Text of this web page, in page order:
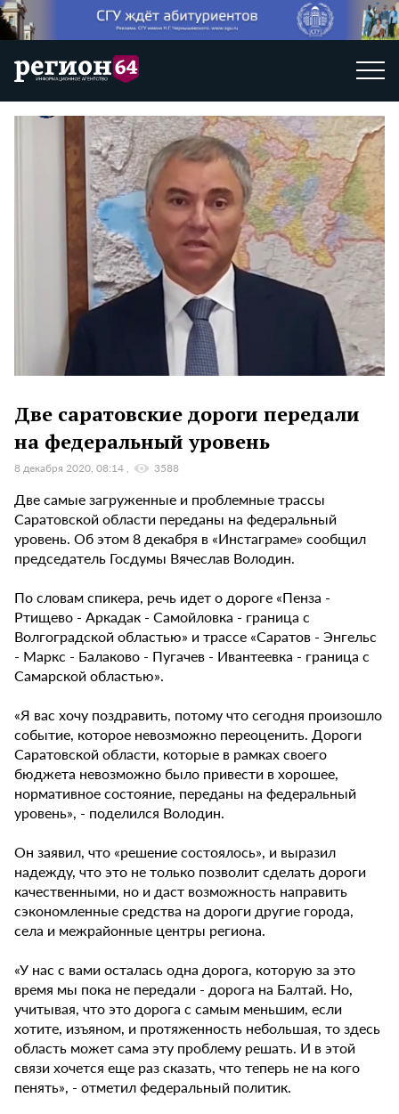
Две саратовские дороги передали
на федеральный уровень
8 декабря 2020, 08:14 3588
Две самые загруженные и проблемные трассы
Саратовской области переданы на федеральный
уровень. Об этом 8 декабря в «Инстаграме» сообщил
председатель Госдумы Вячеслав Володин.
По словам спикера, речь идет о дороге «Пенза -
Ртищево - Аркадак - Самойловка - граница с
Волгоградской областью» и трассе «Саратов - Энгельс
- Маркс - Балаково - Пугачев - Ивантеевка - граница с
Самарской областью».
«Я вас хочу поздравить, потому что сегодня произошло
событие, которое невозможно переоценить. Дороги
Саратовской области, которые в рамках своего
бюджета невозможно было привести в хорошее,
нормативное состояние, переданы на федеральный
уровень», - поделился Володин.
Он заявил, что «решение состоялось», и выразил
надежду, что это не только позволит сделать дороги
качественными, но и даст возможность направить
сэкономленные средства на дороги другие города,
села и межрайонные центры региона.
«У нас с вами осталась одна дорога, которую за это
время мы пока не передали - дорога на Балтай. Но,
учитывая, что это дорога с самым меньшим, если
хотите, изъяном, и протяженность небольшая, то здесь
область может сама эту проблему решать. И в этой
связи хочется еще раз сказать, что теперь не на кого
пенять», - отметил федеральный политик.